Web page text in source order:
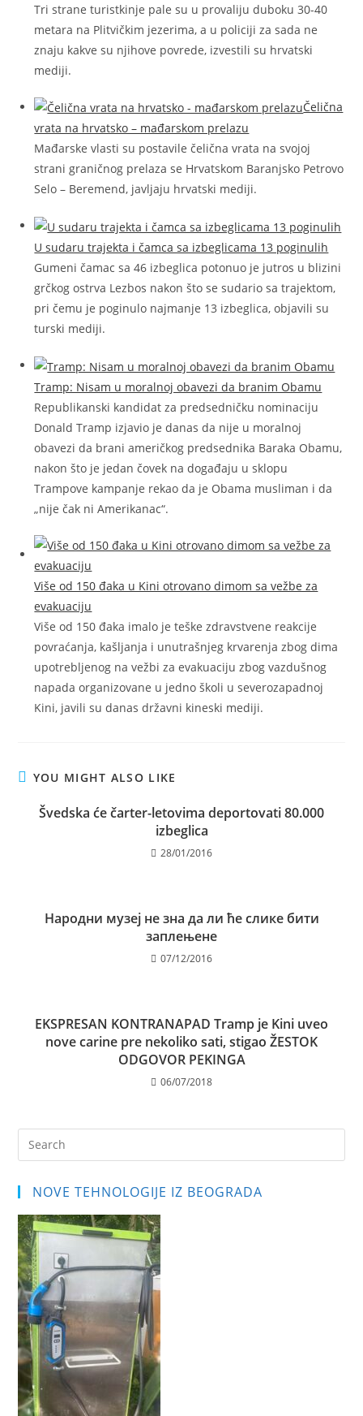
Tri strane turistkinje pale su u provaliju duboku 30-40
metara na Plitvičkim jezerima, a u policiji za sada ne
znaju kakve su njihove povrede, izvestili su hrvatski
mediji.
Čelična
vrata na hrvatsko – mađarskom prelazu
Mađarske vlasti su postavile čelična vrata na svojoj
strani graničnog prelaza se Hrvatskom Baranjsko Petrovo
Selo – Beremend, javljaju hrvatski mediji.
U sudaru trajekta i čamca sa izbeglicama 13 poginulih
Gumeni čamac sa 46 izbeglica potonuo je jutros u blizini
grčkog ostrva Lezbos nakon što se sudario sa trajektom,
pri čemu je poginulo najmanje 13 izbeglica, objavili su
turski mediji.
Tramp: Nisam u moralnoj obavezi da branim Obamu
Republikanski kandidat za predsedničku nominaciju
Donald Tramp izjavio je danas da nije u moralnoj
obavezi da brani američkog predsednika Baraka Obamu,
nakon što je jedan čovek na događaju u sklopu
Trampove kampanje rekao da je Obama musliman i da
„nije čak ni Amerikanac“.
Više od 150 đaka u Kini otrovano dimom sa vežbe za
evakuaciju
Više od 150 đaka imalo je teške zdravstvene reakcije
povraćanja, kašljanja i unutrašnjeg krvarenja zbog dima
upotrebljenog na vežbi za evakuaciju zbog vazdušnog
napada organizovane u jedno školi u severozapadnoj
Kini, javili su danas državni kineski mediji.
YOU MIGHT ALSO LIKE
Švedska će čarter-letovima deportovati 80.000
izbeglica
28/01/2016
Народни музеј не зна да ли ће слике бити
заплењене
07/12/2016
EKSPRESAN KONTRANAPAD Tramp je Kini uveo
nove carine pre nekoliko sati, stigao ŽESTOK
ODGOVOR PEKINGA
06/07/2018
NOVE TEHNOLOGIJE IZ BEOGRADA